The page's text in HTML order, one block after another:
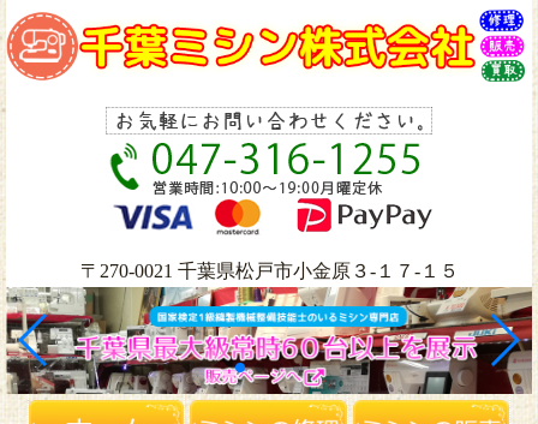
〒270-0021 千葉県松戸市小金原３-１７-１５